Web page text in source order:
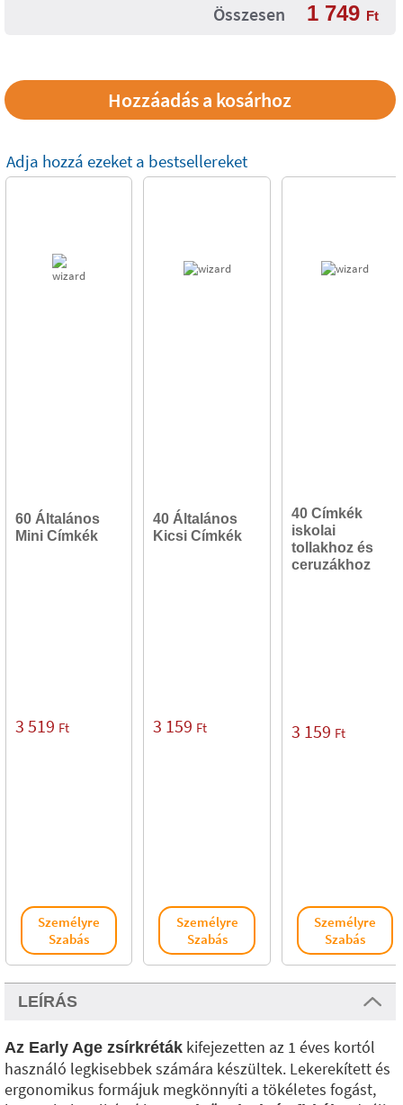
Összesen 1 749 Ft
Adja hozzá ezeket a bestsellereket
60 Általános
Mini Címkék
3 519 Ft
Személyre
Szabás
40 Általános
Kicsi Címkék
3 159 Ft
Személyre
Szabás
40 Címkék
iskolai
tollakhoz és
ceruzákhoz
3 159 Ft
Személyre
Szabás
LEÍRÁS
Az Early Age zsírkréták kifejezetten az 1 éves kortól
használó legkisebbek számára készültek. Lekerekített és
ergonomikus formájuk megkönnyíti a tökéletes fogást,